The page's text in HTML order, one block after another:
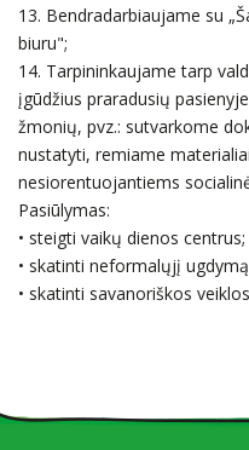
13. Bendradarbiaujame su
biuru";
14. Tarpininkaujame tarp
įgūdžius praradusių
žmonių, pvz.: sutvarkome
nustatyti, remiame
nesiorentuojantiems
Pasiūlymas:
• steigti vaikų dienos centrus;
• skatinti neformalųjį
• skatinti savanoriškos